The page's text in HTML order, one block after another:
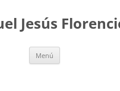
Jesús
Menú